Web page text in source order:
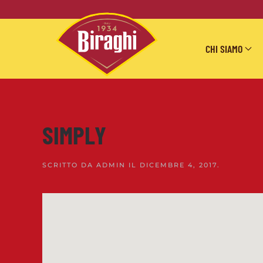
Skip to main content
CHI SIAMO
SIMPLY
SCRITTO DA ADMIN IL DICEMBRE 4, 2017.